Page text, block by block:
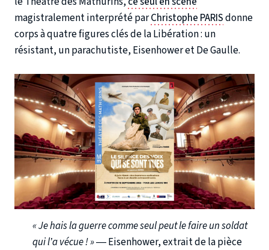
magistralement interprété parChristophe PARISdonne
corps à quatre figures clés de la Libération : un
résistant, un parachutiste, Eisenhower et De Gaulle.
« Je hais la guerre comme seul peut le faire un soldat
qui l’a vécue ! »— Eisenhower, extrait de la pièce